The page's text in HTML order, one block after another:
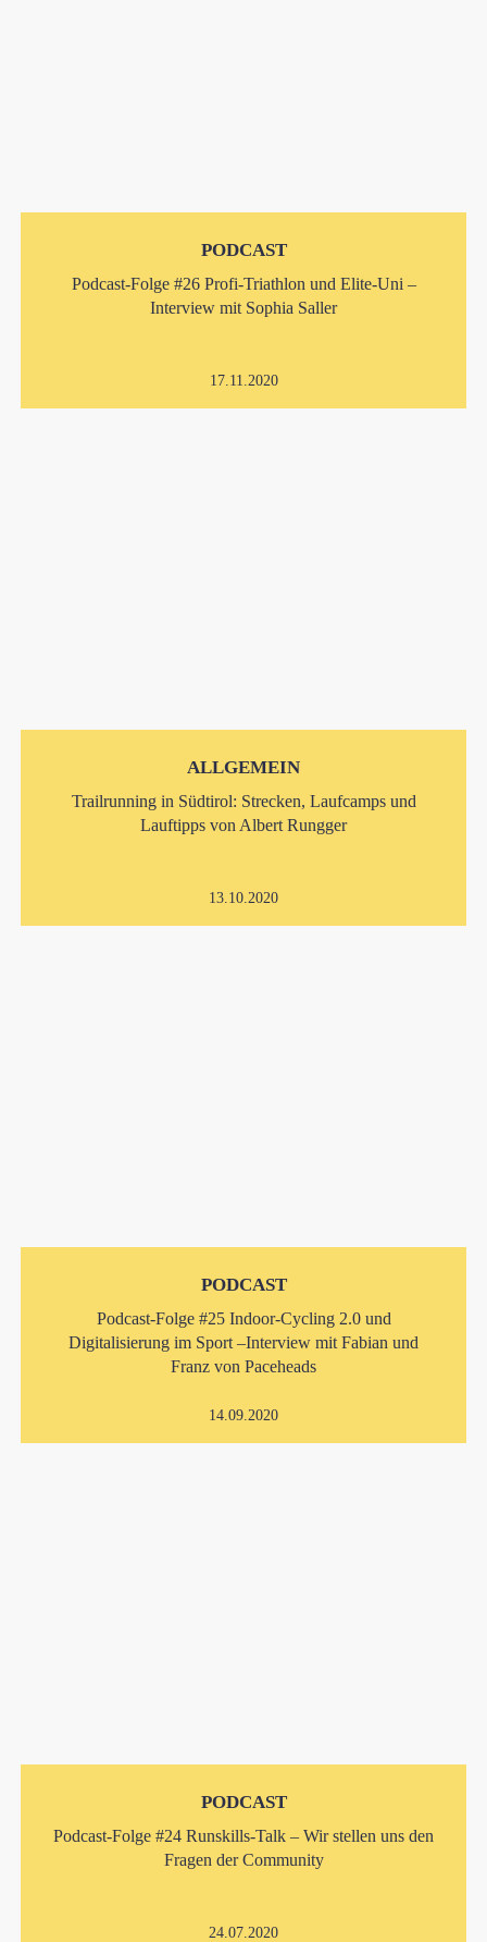
PODCAST
Podcast-Folge #26 Profi-Triathlon und Elite-Uni –
Interview mit Sophia Saller
17.11.2020
ALLGEMEIN
Trailrunning in Südtirol: Strecken, Laufcamps und
Lauftipps von Albert Rungger
13.10.2020
PODCAST
Podcast-Folge #25 Indoor-Cycling 2.0 und
Digitalisierung im Sport –Interview mit Fabian und
Franz von Paceheads
14.09.2020
PODCAST
Podcast-Folge #24 Runskills-Talk – Wir stellen uns den
Fragen der Community
24.07.2020